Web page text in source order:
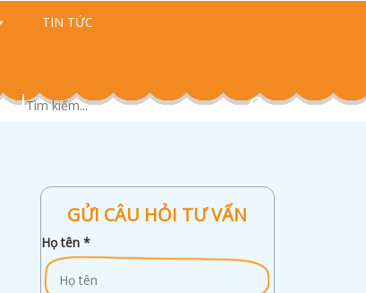
TIN TỨC
GỬI CÂU HỎI TƯ VẤN
Họ tên *